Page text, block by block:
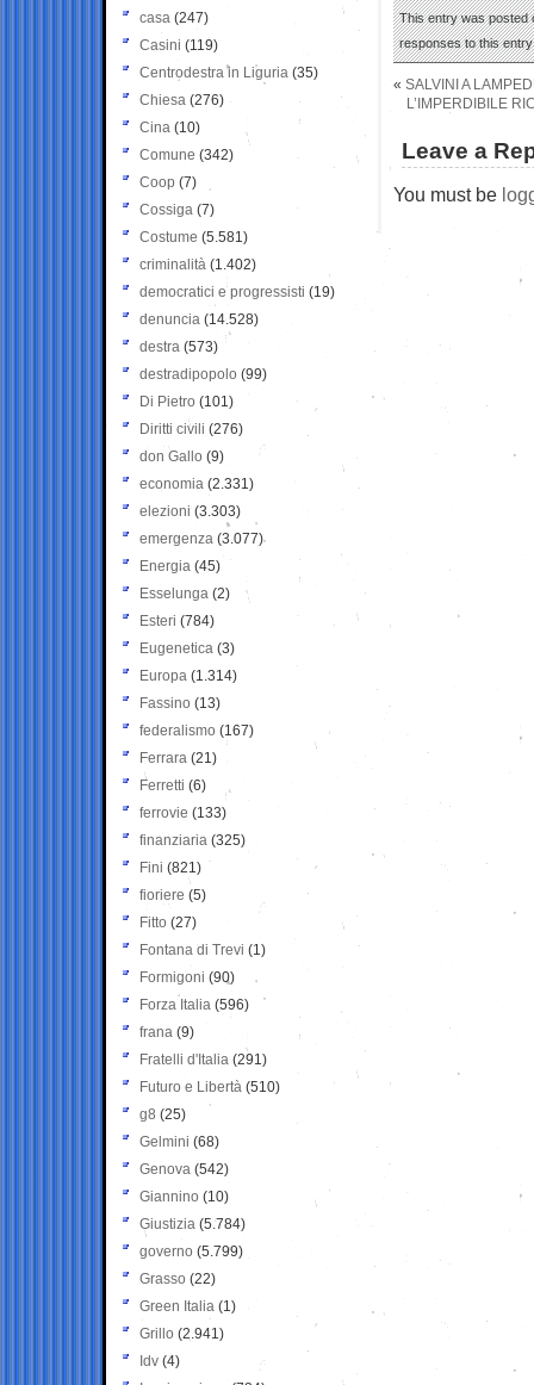
This entry was posted
responses to this
« SALVINI A
L’IMPERDIBILE
Leave a
You must be
casa (247)
Casini (119)
Centrodestra in Liguria (35)
Chiesa (276)
Cina (10)
Comune (342)
Coop (7)
Cossiga (7)
Costume (5.581)
criminalità (1.402)
democratici e progressisti (19)
denuncia (14.528)
destra (573)
destradipopolo (99)
Di Pietro (101)
Diritti civili (276)
don Gallo (9)
economia (2.331)
elezioni (3.303)
emergenza (3.077)
Energia (45)
Esselunga (2)
Esteri (784)
Eugenetica (3)
Europa (1.314)
Fassino (13)
federalismo (167)
Ferrara (21)
Ferretti (6)
ferrovie (133)
finanziaria (325)
Fini (821)
fioriere (5)
Fitto (27)
Fontana di Trevi (1)
Formigoni (90)
Forza Italia (596)
frana (9)
Fratelli d'Italia (291)
Futuro e Libertà (510)
g8 (25)
Gelmini (68)
Genova (542)
Giannino (10)
Giustizia (5.784)
governo (5.799)
Grasso (22)
Green Italia (1)
Grillo (2.941)
Idv (4)